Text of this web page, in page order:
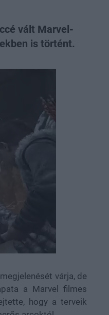
vált Marvel-
is történt.
várja, de
a Marvel filmes
hogy a terveik